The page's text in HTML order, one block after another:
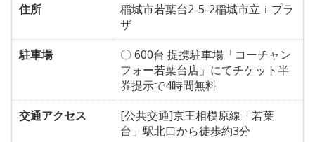
住所
稲城市若葉台2-5-2稲城市立ｉプラ
ザ
駐車場
〇 600台 提携駐車場「コーチャン
フォー若葉台店」にてチケット半
券提示で4時間無料
交通アクセス
[公共交通]京王相模原線「若葉
台」駅北口から徒歩約3分